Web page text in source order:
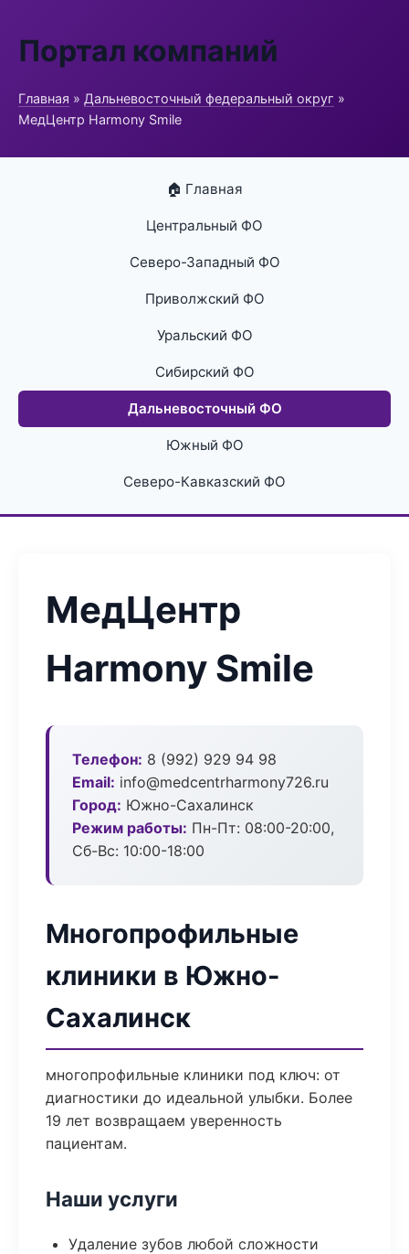
Портал компаний
Главная » Дальневосточный федеральный округ »
МедЦентр Harmony Smile
🏠 Главная
Центральный ФО
Северо-Западный ФО
Приволжский ФО
Уральский ФО
Сибирский ФО
Дальневосточный ФО
Южный ФО
Северо-Кавказский ФО
МедЦентр
Harmony Smile
Телефон: 8 (992) 929 94 98
Email: info@medcentrharmony726.ru
Город: Южно-Сахалинск
Режим работы: Пн-Пт: 08:00-20:00,
Сб-Вс: 10:00-18:00
Многопрофильные
клиники в Южно-
Сахалинск
многопрофильные клиники под ключ: от
диагностики до идеальной улыбки. Более
19 лет возвращаем уверенность
пациентам.
Наши услуги
Удаление зубов любой сложности